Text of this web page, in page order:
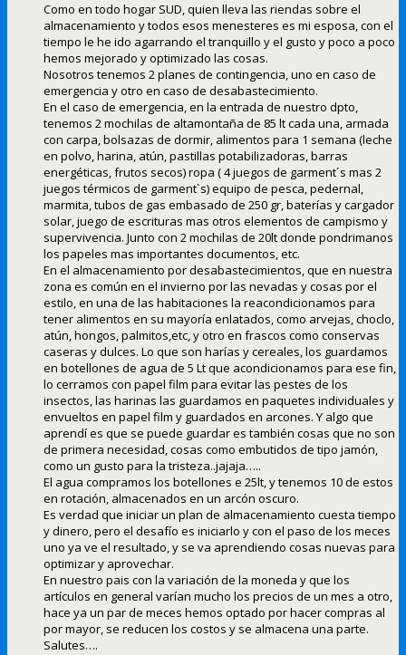
Como en todo hogar SUD, quien lleva las riendas sobre el
almacenamiento y todos esos menesteres es mi esposa, con el
tiempo le he ido agarrando el tranquillo y el gusto y poco a poco
hemos mejorado y optimizado las cosas.
Nosotros tenemos 2 planes de contingencia, uno en caso de
emergencia y otro en caso de desabastecimiento.
En el caso de emergencia, en la entrada de nuestro dpto,
tenemos 2 mochilas de altamontaña de 85 lt cada una, armada
con carpa, bolsazas de dormir, alimentos para 1 semana (leche
en polvo, harina, atún, pastillas potabilizadoras, barras
energéticas, frutos secos) ropa ( 4 juegos de garment´s mas 2
juegos térmicos de garment`s) equipo de pesca, pedernal,
marmita, tubos de gas embasado de 250 gr, baterías y cargador
solar, juego de escrituras mas otros elementos de campismo y
supervivencia. Junto con 2 mochilas de 20lt donde pondrimanos
los papeles mas importantes documentos, etc.
En el almacenamiento por desabastecimientos, que en nuestra
zona es común en el invierno por las nevadas y cosas por el
estilo, en una de las habitaciones la reacondicionamos para
tener alimentos en su mayoría enlatados, como arvejas, choclo,
atún, hongos, palmitos,etc, y otro en frascos como conservas
caseras y dulces. Lo que son harías y cereales, los guardamos
en botellones de agua de 5 Lt que acondicionamos para ese fin,
lo cerramos con papel film para evitar las pestes de los
insectos, las harinas las guardamos en paquetes individuales y
envueltos en papel film y guardados en arcones. Y algo que
aprendí es que se puede guardar es también cosas que no son
de primera necesidad, cosas como embutidos de tipo jamón,
como un gusto para la tristeza..jajaja…..
El agua compramos los botellones e 25lt, y tenemos 10 de estos
en rotación, almacenados en un arcón oscuro.
Es verdad que iniciar un plan de almacenamiento cuesta tiempo
y dinero, pero el desafío es iniciarlo y con el paso de los meces
uno ya ve el resultado, y se va aprendiendo cosas nuevas para
optimizar y aprovechar.
En nuestro pais con la variación de la moneda y que los
artículos en general varían mucho los precios de un mes a otro,
hace ya un par de meces hemos optado por hacer compras al
por mayor, se reducen los costos y se almacena una parte.
Salutes….